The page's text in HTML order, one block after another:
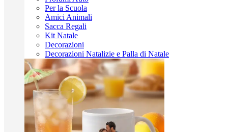
Per la Scuola
Amici Animali
Sacca Regali
Kit Natale
Decorazioni
Decorazioni Natalizie e Palla di Natale